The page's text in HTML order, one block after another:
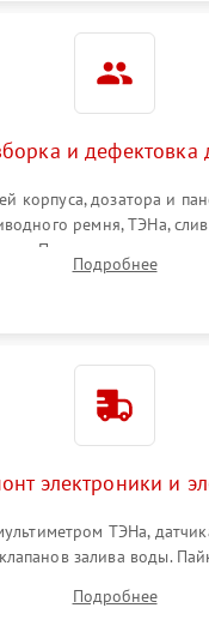
и дефектовка
корпуса, дозатора и
ремня, ТЭНа,
Проверка
на износ, а манжеты
Подробнее
электроники и
ТЭНа,
залива воды.
целостности
Подробнее